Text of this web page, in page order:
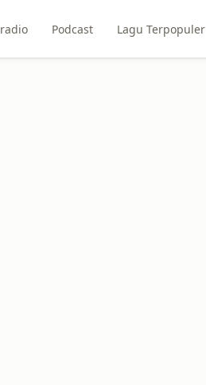
Podcast Lagu Terpopuler